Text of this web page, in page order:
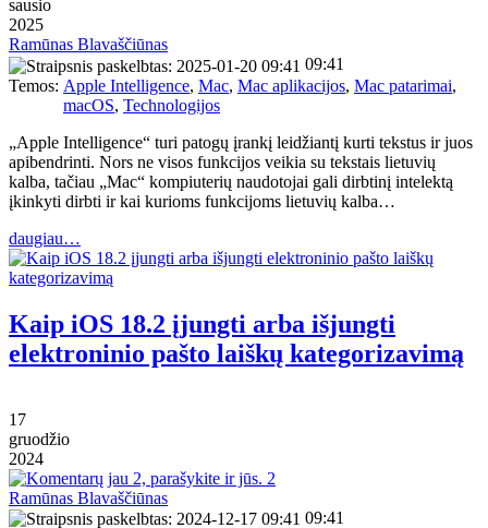
sausio
2025
Ramūnas Blavaščiūnas
09:41
Temos: Apple Intelligence, Mac, Mac aplikacijos, Mac patarimai,
macOS, Technologijos
„Apple Intelligence“ turi patogų įrankį leidžiantį kurti tekstus ir juos
apibendrinti. Nors ne visos funkcijos veikia su tekstais lietuvių
kalba, tačiau „Mac“ kompiuterių naudotojai gali dirbtinį intelektą
įkinkyti dirbti ir kai kurioms funkcijoms lietuvių kalba…
daugiau…
Kaip iOS 18.2 įjungti arba išjungti
elektroninio pašto laiškų kategorizavimą
17
gruodžio
2024
2
Ramūnas Blavaščiūnas
09:41